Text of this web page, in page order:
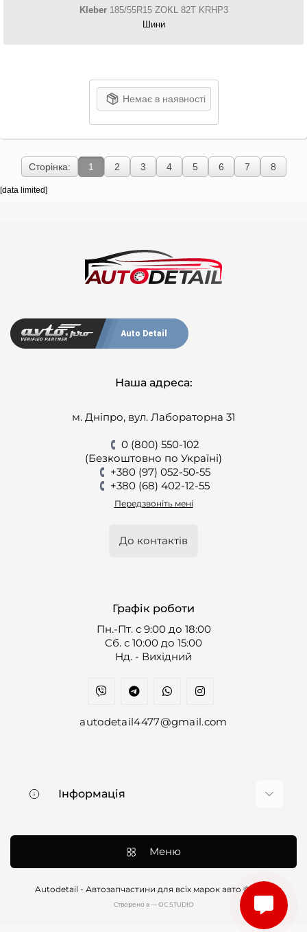
Kleber185/55R15 ZOKL 82T KRHP3
Шини
Немає в наявності
Сторінка: 1 2 3 4 5 6 7 8
[data limited]
Auto Detail
Наша адреса:
м. Дніпро, вул. Лабораторна 31
0 (800) 550-102
(Безкоштовно по Україні)
+380 (97) 052-50-55
+380 (68) 402-12-55
Передзвоніть мені
До контактів
Графік роботи
Пн.-Пт. с 9:00 до 18:00
Cб. с 10:00 до 15:00
Нд. - Вихідний
autodetail4477@gmail.com
Інформація
Контакти
Договір оферти
Меню
Autodetail - Автозапчастини для всіх марок авто © 2026
Cтворено в — OC STUDIO